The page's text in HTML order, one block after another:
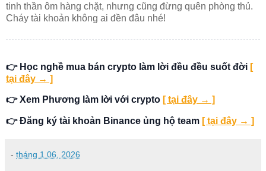
tinh thần ôm hàng chặt, nhưng cũng đừng quên phòng thủ.
Cháy tài khoản không ai đền đâu nhé!
👉 Học nghề mua bán crypto làm lời đều đều suốt đời [
tại đây → ]
👉 Xem Phương làm lời với crypto [ tại đây → ]
👉 Đăng ký tài khoản Binance ủng hộ team [ tại đây → ]
- tháng 1 06, 2026